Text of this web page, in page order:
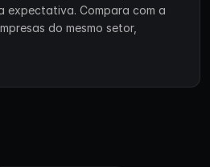
expectativa. Compara com a
do mesmo setor,